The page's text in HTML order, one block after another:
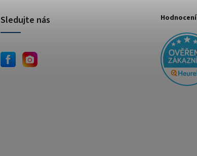
Sledujte nás Hodnocení